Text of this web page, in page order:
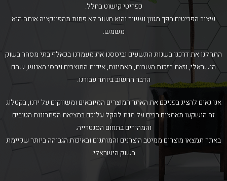
כפריטי קישוט בחלל.
עיצוב הפריטים הפך מגוון ועשיר והוא חשוב לא פחות מהפונקציה אותה הוא
משמש.
התחלנו את דרכנו בשנות התשעים וביססנו את מעמדנו בכאלף בתי מסחר בשוק
הישראלי, וזאת בזכות השרות, האמינות, איכות המוצרים ויחסי האנוש, שהם
הדבר החשוב ביותר עבורנו.
אנו גאים להציג בפניכם את האתר המוצרים המיובאים ומשווקים על ידנו, בקטלוג
זה הושקעו מאמצים רבים על מנת להקל עליכם במציאת הפתרונות הטובים
והמהירים בתחום הסנטרייה.
באתר תמצאו מוצרים ממיטב היצרנים והמותגים ובאיכות הגבוהה ביותר שקיימת
בשוק הישראלי.